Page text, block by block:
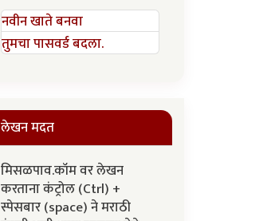
नवीन खाते बनवा
तुमचा पासवर्ड बदला.
लेखन मदत
मिसळपाव.कॉम वर लेखन
करताना कंट्रोल (Ctrl) +
स्पेसबार (space) ने मराठी